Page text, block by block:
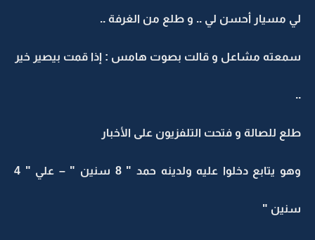
لي مسيار أحسن لي .. و طلع من الغرفة ..
سمعته مشاعل و قالت بصوت هامس : إذا قمت بيصير خير
..
طلع للصالة و فتحت التلفزيون على الأخبار
وهو يتابع دخلوا عليه ولدينه حمد " 8 سنين " – علي " 4
سنين "